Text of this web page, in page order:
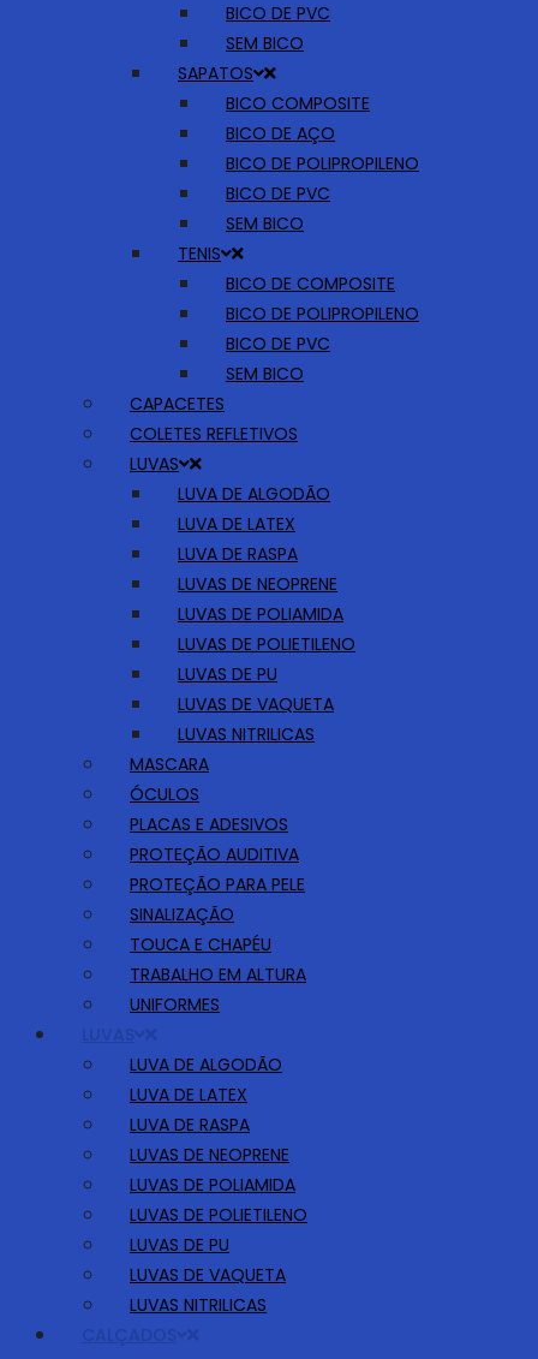
BICO DE PVC
SEM BICO
SAPATOS
BICO COMPOSITE
BICO DE AÇO
BICO DE POLIPROPILENO
BICO DE PVC
SEM BICO
TENIS
BICO DE COMPOSITE
BICO DE POLIPROPILENO
BICO DE PVC
SEM BICO
CAPACETES
COLETES REFLETIVOS
LUVAS
LUVA DE ALGODÃO
LUVA DE LATEX
LUVA DE RASPA
LUVAS DE NEOPRENE
LUVAS DE POLIAMIDA
LUVAS DE POLIETILENO
LUVAS DE PU
LUVAS DE VAQUETA
LUVAS NITRILICAS
MASCARA
ÓCULOS
PLACAS E ADESIVOS
PROTEÇÃO AUDITIVA
PROTEÇÃO PARA PELE
SINALIZAÇÃO
TOUCA E CHAPÉU
TRABALHO EM ALTURA
UNIFORMES
LUVAS
LUVA DE ALGODÃO
LUVA DE LATEX
LUVA DE RASPA
LUVAS DE NEOPRENE
LUVAS DE POLIAMIDA
LUVAS DE POLIETILENO
LUVAS DE PU
LUVAS DE VAQUETA
LUVAS NITRILICAS
CALÇADOS